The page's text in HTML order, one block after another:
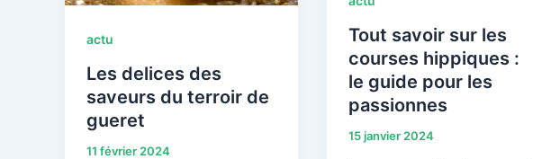
actu
Les delices des
saveurs du terroir de
gueret
11 février 2024
Tout savoir sur les
courses hippiques :
le guide pour les
passionnes
15 janvier 2024